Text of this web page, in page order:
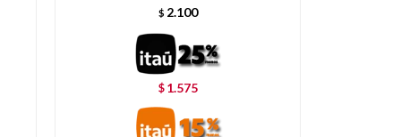
$ 2.100
$ 1.575